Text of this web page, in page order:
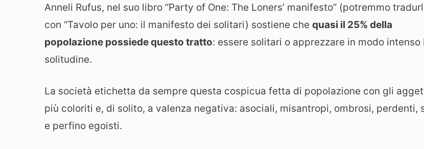
Anneli Rufus, nel suo libro “Party of One: The Loners’ manifesto” (potremmo
con “Tavolo per uno: il manifesto dei solitari) sostiene che quasi il 25% della
popolazione possiede questo tratto: essere solitari o apprezzare in modo intenso
solitudine.
La società etichetta da sempre questa cospicua fetta di popolazione con gli
più coloriti e, di solito, a valenza negativa: asociali, misantropi, ombrosi, perdenti,
e perfino egoisti.